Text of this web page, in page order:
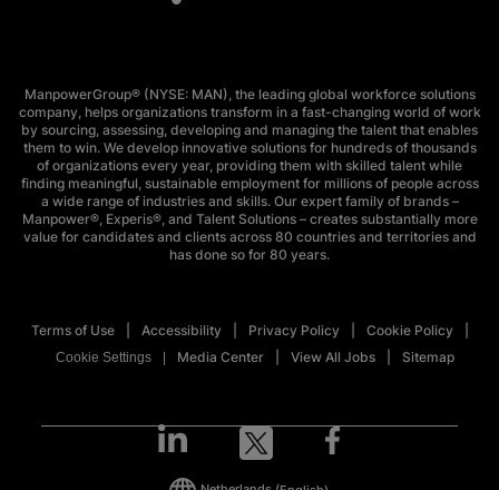
ManpowerGroup® (NYSE: MAN), the leading global workforce solutions
company, helps organizations transform in a fast-changing world of work
by sourcing, assessing, developing and managing the talent that enables
them to win. We develop innovative solutions for hundreds of thousands
of organizations every year, providing them with skilled talent while
finding meaningful, sustainable employment for millions of people across
a wide range of industries and skills. Our expert family of brands –
Manpower®, Experis®, and Talent Solutions – creates substantially more
value for candidates and clients across 80 countries and territories and
has done so for 80 years.
Terms of Use Accessibility Privacy Policy Cookie Policy
Cookie Settings Media Center View All Jobs Sitemap